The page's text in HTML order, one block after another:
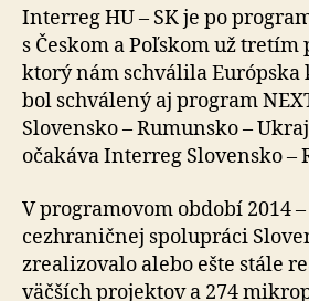
Interreg HU – SK je po
s Českom a Poľskom už
ktorý nám schválila Európska
bol schválený aj program
Slovensko – Rumunsko –
očakáva Interreg Slovensko –
V programovom období 2014
cezhraničnej spolupráci
zrealizovalo alebo ešte stále
väčších projektov a 274